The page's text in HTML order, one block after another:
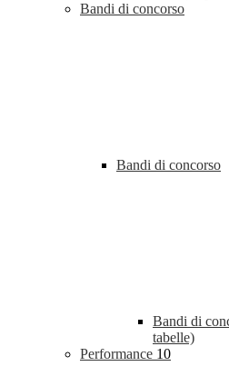
Bandi di concorso
Bandi di concorso
Bandi di
tabelle)
Performance 10